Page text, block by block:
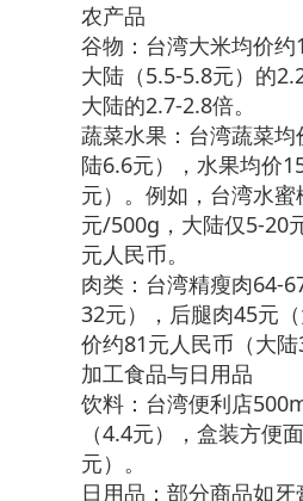
农产品
谷物：台湾大米均价
大陆（5.5-5.8元）的
大陆的2.7-2.8倍。
蔬菜水果：台湾蔬菜
陆6.6元），水果均价
元）。例如，台湾水
元/500g，大陆仅5-20
元人民币。
肉类：台湾精瘦肉64-
32元），后腿肉45元
价约81元人民币（大
加工食品与日用品
饮料：台湾便利店
（4.4元），盒装方便
元）。
日用品：部分商品如